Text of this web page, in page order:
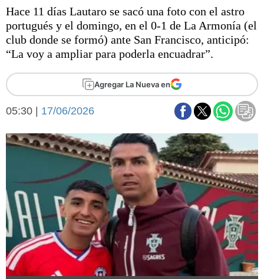
Liga del Sur
Básquetbol
Fútbol
Federal A
Arte y cultura
Cines
Economía y campo
Economía y finanzas
Con el campo
Espacio empresas
Sociedad y tiempo
Sociedad
Tecnología
Turismo
Salud
Es viral
El tiempo
Fúnebres
Clasificados
Hace 11 días Lautaro se sacó una foto con el astro
portugués y el domingo, en el 0-1 de La Armonía (el
club donde se formó) ante San Francisco, anticipó:
“La voy a ampliar para poderla encuadrar”.
Agregar La Nueva en
05:30 | 17/06/2026